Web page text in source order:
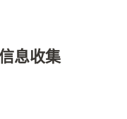
息收集